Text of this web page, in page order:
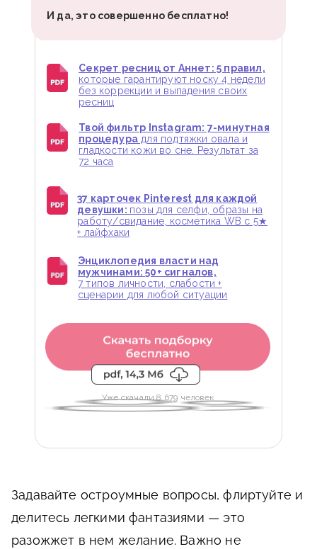
И да, это совершенно бесплатно!
Секрет ресниц от Аннет: 5 правил,
которые гарантируют носку 4 недели
без коррекции и выпадения своих
ресниц
Твой фильтр Instagram: 7-минутная
процедурадля подтяжки овала и
гладкости кожи во сне. Результат за
72 часа
Уже скачали 8 679 человек
37 карточек Pinterest для каждой
девушки: позы для селфи, образы на
работу/свидание, косметика WB с 5★
+ лайфхаки
Энциклопедия власти над
мужчинами: 50+ сигналов,
7 типов личности, слабости +
сценарии для любой ситуации
Задавайте остроумные вопросы, флиртуйте и
делитесь легкими фантазиями — это
разожжет в нем желание. Важно не